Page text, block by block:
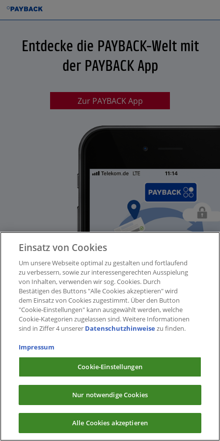
Entdecke die PAYBACK-Welt mit
der PAYBACK App
Zur PAYBACK App
Einsatz von Cookies
Um unsere Webseite optimal zu gestalten und fortlaufend
zu verbessern, sowie zur interessengerechten Ausspielung
von Inhalten, verwenden wir sog. Cookies. Durch
Bestätigen des Buttons "Alle Cookies akzeptieren" wird
dem Einsatz von Cookies zugestimmt. Über den Button
"Cookie-Einstellungen" kann ausgewählt werden, welche
Cookie-Kategorien zugelassen sind. Weitere Informationen
sind in Ziffer 4 unserer Datenschutzhinweise zu finden.
Impressum
Cookie-Einstellungen
Nur notwendige Cookies
Alle Cookies akzeptieren